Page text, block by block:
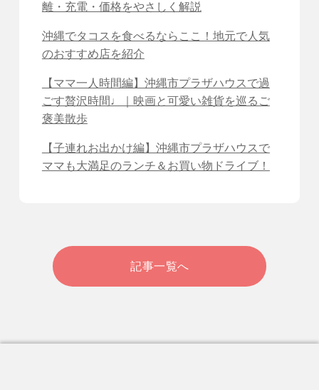
離・充電・価格をやさしく解説
沖縄でタコスを食べるならここ！地元で人気
のおすすめ店を紹介
【ママ一人時間編】沖縄市プラザハウスで過
ごす贅沢時間♩｜映画と可愛い雑貨を巡るご
褒美散歩
【子連れお出かけ編】沖縄市プラザハウスで
ママも大満足のランチ＆お買い物ドライブ！
記事一覧へ